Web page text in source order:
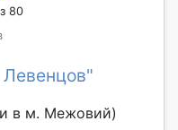
80
в м. Межовий)